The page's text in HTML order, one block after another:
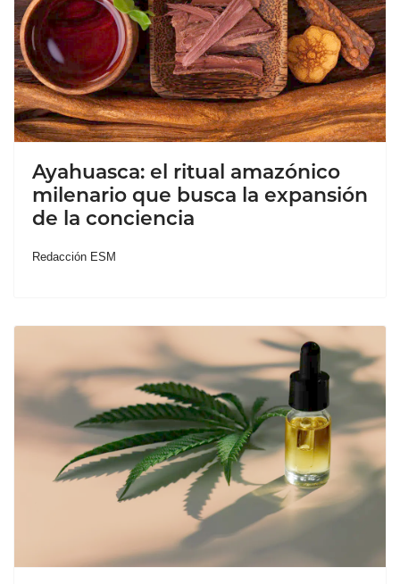
Ayahuasca: el ritual amazónico
milenario que busca la expansión
de la conciencia
Redacción ESM